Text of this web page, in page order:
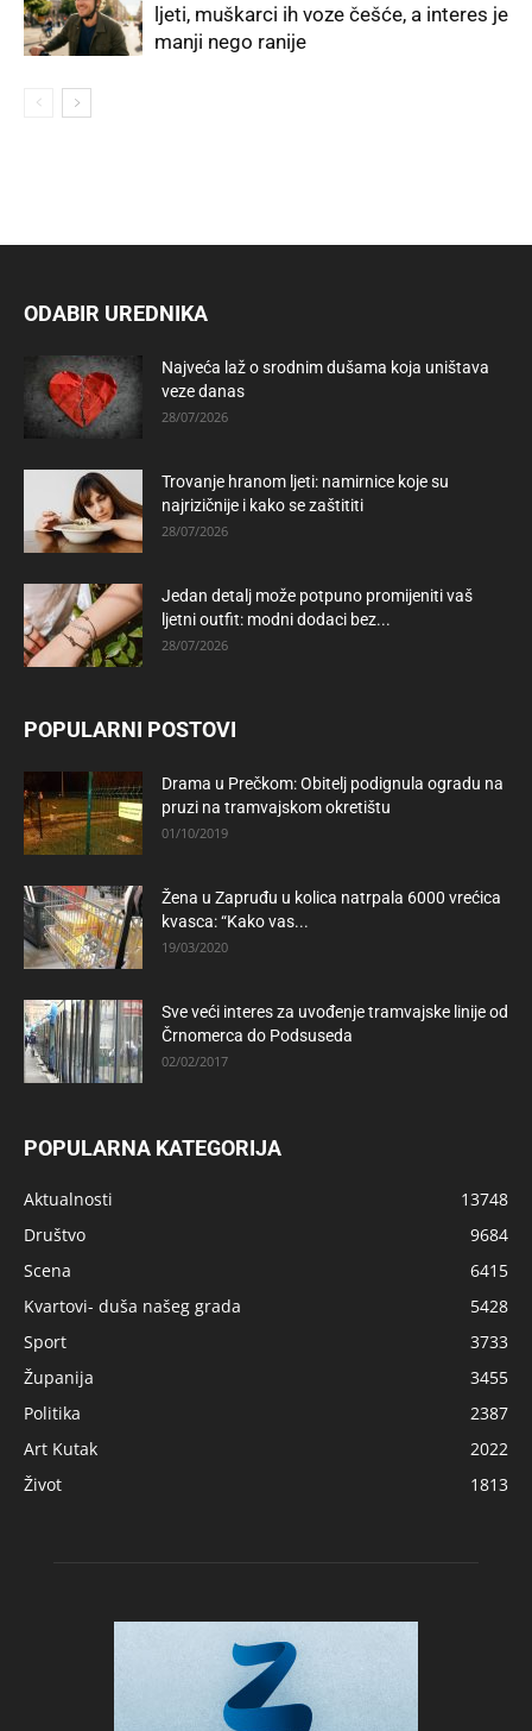
ljeti, muškarci ih voze češće, a interes je
manji nego ranije
ODABIR UREDNIKA
Najveća laž o srodnim dušama koja uništava
veze danas
28/07/2026
Trovanje hranom ljeti: namirnice koje su
najrizičnije i kako se zaštititi
28/07/2026
Jedan detalj može potpuno promijeniti vaš
ljetni outfit: modni dodaci bez...
28/07/2026
POPULARNI POSTOVI
Drama u Prečkom: Obitelj podignula ogradu na
pruzi na tramvajskom okretištu
01/10/2019
Žena u Zapruđu u kolica natrpala 6000 vrećica
kvasca: “Kako vas...
19/03/2020
Sve veći interes za uvođenje tramvajske linije od
Črnomerca do Podsuseda
02/02/2017
POPULARNA KATEGORIJA
Aktualnosti
13748
Društvo
9684
Scena
6415
Kvartovi- duša našeg grada
5428
Sport
3733
Županija
3455
Politika
2387
Art Kutak
2022
Život
1813